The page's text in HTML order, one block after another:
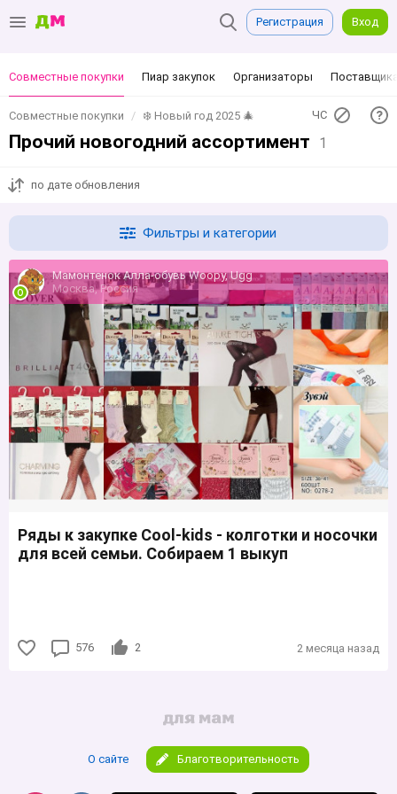
Регистрация Вход
Совместные покупки Пиар закупок Организаторы
ЧС
Совместные покупки ❄️ Новый год 2025 🎄
Прочий новогодний ассортимент 1
по дате обновления
Фильтры и категории
Мамонтенок Алла-обувь Woopy, Ugg
Москва, Россия
Ряды к закупке Cool-kids - колготки и носочки
для всей семьи. Собираем 1 выкуп
576 2 2 месяца назад
О сайте Благотворительность